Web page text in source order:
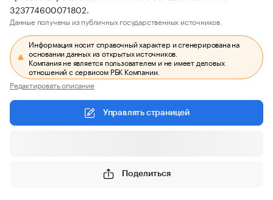
323774600071802.
Данные получены из публичных государственных источников.
Информация носит справочный характер и сгенерирована на
основании данных из открытых источников.
Компания не является пользователем и не имеет деловых
отношений с сервисом РБК Компании.
Редактировать описание
Управлять страницей
Поделиться